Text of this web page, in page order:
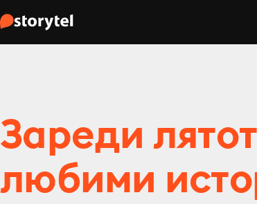
Зареди
любими